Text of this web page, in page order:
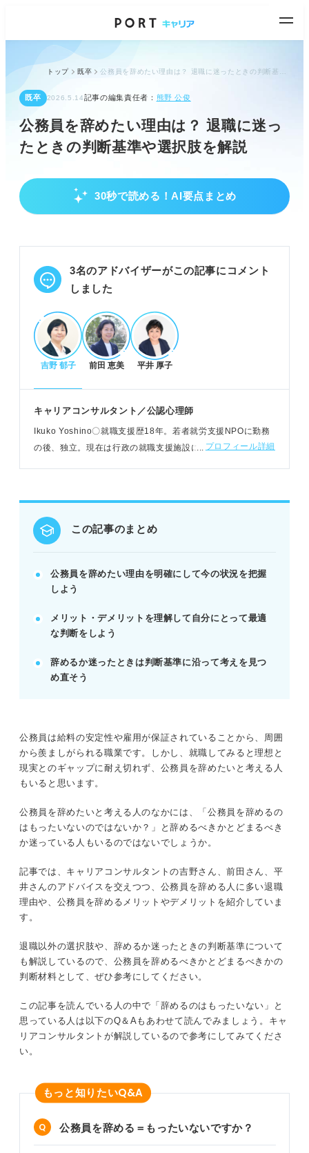
トップ 既卒
既卒 2026.5.14記事の編集責任者： 熊野 公俊
公務員を辞めたい理由は？ 退職に迷っ
たときの判断基準や選択肢を解説
30秒で読める！AI要点まとめ
辞めたい理由を明確にし現状を把握しよう
組織風土、理不尽な要求、単調な仕事が主な理由。
POINT：自分の状況と照らし合わせ、辞めたい理由
退職のメリット・デメリットと他の選択肢
ット。
安定した給料や雇用の保証がなくなるのがデメリッ
退職以外に休職や異動希望も検討できる。
の選択肢も視野に入れよう。
後悔しないための判断基準と注意点
辞めたい理由が仕事内容か、後悔しないか見極め
民間転職で悩みが解消されるか慎重に検討する。
失業保険がないため、転職時期や希望条件を明確
POINT：現在の不満と将来像を比較し、後悔のない
選択をしよう。
記事の該当箇所を見る
公務員を辞めてはいけない？ 実際に辞めた人
退職理由を明確にしよう！ 公務員を辞める人
の6つの特徴
本当に辞めてもいいのか判断しよう！ 公務員
を辞めるメリット・デメリット
※AIの特性上、間違いが含まれている場合があります。記事本文
3名のアドバイザーがこの記事にコメント
しました
吉野 郁子 前田 恵美 平井 厚子
キャリアコンサルタント／公認心理師
Ikuko Yoshino〇就職支援歴18年。若者就労支援NPOに勤務
の後、独立。現在は行政の就職支援施設にて、学生/既卒/フリ
プロフィール詳細
この記事のまとめ
公務員を辞めたい理由を明確にして今の状況を把握
しよう
メリット・デメリットを理解して自分にとって最適
な判断をしよう
辞めるか迷ったときは判断基準に沿って考えを見つ
め直そう
公務員は給料の安定性や雇用が保証されていることから、周囲
から羨ましがられる職業です。しかし、就職してみると理想と
現実とのギャップに耐え切れず、公務員を辞めたいと考える人
もいると思います。
公務員を辞めたいと考える人のなかには、「公務員を辞めるの
はもったいないのではないか？」と辞めるべきかとどまるべき
か迷っている人もいるのではないでしょうか。
記事では、キャリアコンサルタントの吉野さん、前田さん、平
井さんのアドバイスを交えつつ、公務員を辞める人に多い退職
理由や、公務員を辞めるメリットやデメリットを紹介していま
す。
退職以外の選択肢や、辞めるか迷ったときの判断基準について
も解説しているので、公務員を辞めるべきかとどまるべきかの
判断材料として、ぜひ参考にしてください。
この記事を読んでいる人の中で「辞めるのはもったいない」と
思っている人は以下のQ＆Aもあわせて読んでみましょう。キャ
リアコンサルタントが解説しているので参考にしてみてくださ
い。
もっと知りたいQ&A
公務員を辞める＝もったいないですか？